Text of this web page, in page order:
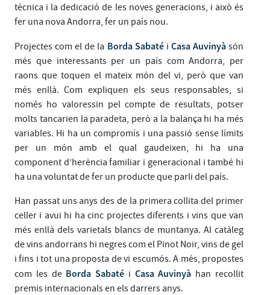
tècnica i la dedicació de les noves generacions, i això és
fer una nova Andorra, fer un país nou.
Projectes com el de la Borda Sabatéi Casa Auvinyàsón
més que interessants per un país com Andorra, per
raons que toquen el mateix món del vi, però que van
més enllà. Com expliquen els seus responsables, si
només ho valoressin pel compte de resultats, potser
molts tancarien la paradeta, però a la balança hi ha més
variables. Hi ha un compromís i una passió sense límits
per un món amb el qual gaudeixen, hi ha una
component d’herència familiar i generacional i també hi
ha una voluntat de fer un producte que parli del país.
Han passat uns anys des de la primera collita del primer
celler i avui hi ha cinc projectes diferents i vins que van
més enllà dels varietals blancs de muntanya. Al catàleg
de vins andorrans hi negres com el Pinot Noir, vins de gel
i fins i tot una proposta de vi escumós. A més, propostes
com les de Borda Sabaté i Casa Auvinyà han recollit
premis internacionals en els darrers anys.